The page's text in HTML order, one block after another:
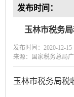
发布时间：
玉林市税务
发布时间：2020-12-15
来源：国家税务总局
玉林市税务局税